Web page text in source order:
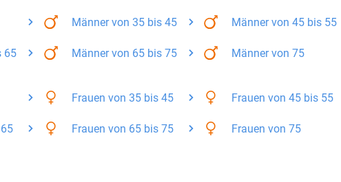
Männervon 35 bis 45 Männervon 45 bis 55
65 Männervon 65 bis 75 Männervon 75
Frauen von 35 bis 45 Frauen von 45 bis 55
Frauen von 65 bis 75 Frauen von 75